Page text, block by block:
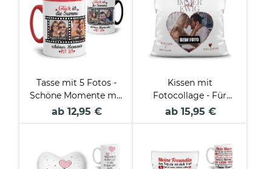
Tasse mit 5 Fotos -
Schöne Momente mit
Dir
ab 12,95 €
Kissen mit
Fotocollage - Für
immer und ewig
ab 15,95 €